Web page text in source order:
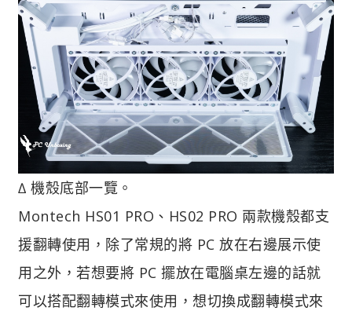
∆ 機殼底部一覽。
Montech HS01 PRO、HS02 PRO 兩款機殼都支
援翻轉使用，除了常規的將 PC 放在右邊展示使
用之外，若想要將 PC 擺放在電腦桌左邊的話就
可以搭配翻轉模式來使用，想切換成翻轉模式來